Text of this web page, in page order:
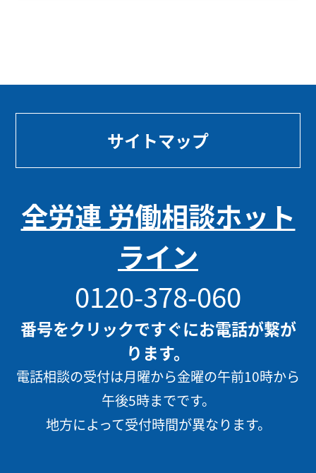
サイトマップ
全労連 労働相談ホット
ライン
0120-378-060
番号をクリックですぐにお電話が繋が
ります。
電話相談の受付は月曜から金曜の午前10時から
午後5時までです。
地方によって受付時間が異なります。